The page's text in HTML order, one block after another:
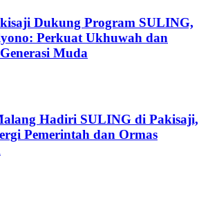
Dukung Program SULING,
Perkuat Ukhuwah dan
Muda
Hadiri SULING di Pakisaji,
Pemerintah dan Ormas